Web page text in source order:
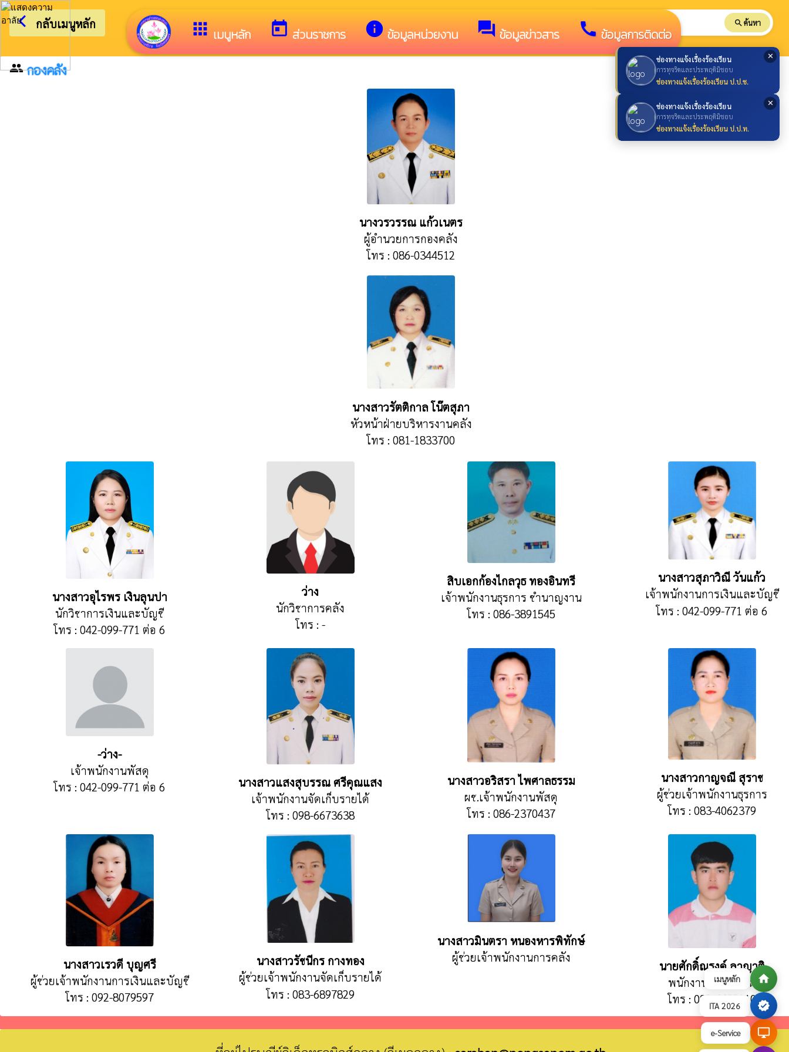
เมนูหลัก home
ITA 2026 verified
e-Service desktop_windows
✕
ช่องทางแจ้งเรื่องร้องเรียน
การทุจริตและประพฤติมิชอบ
ช่องทางแจ้งเรื่องร้องเรียน ป.ป.ช.
✕
ช่องทางแจ้งเรื่องร้องเรียน
การทุจริตและประพฤติมิชอบ
ช่องทางแจ้งเรื่องร้องเรียน ป.ป.ท.
apps เมนูหลัก today ส่วนราชการ info ข้อมูลหน่วยงาน forum ข้อมูลข่าวสาร call ข้อมูลการติดต่อ
arrow_back_ios กลับเมนูหลัก ยินดีต้อนรับสู่เว็บไซต์ของ เทศบาลตำบลหนองสนม search ค้นหา
group กองคลัง
นางวรวรรณ แก้วเนตร
ผู้อำนวยการกองคลัง
โทร : 086-0344512
นางสาวรัตติกาล โน๊ตสุภา
หัวหน้าฝ่ายบริหารงานคลัง
โทร : 081-1833700
นางสาวอุไรพร เงินลุนปา
นักวิชาการเงินและบัญชี
โทร : 042-099-771 ต่อ 6
ว่าง
นักวิชาการคลัง
โทร : -
สิบเอกก้องไกลวุธ ทองอินทรี
เจ้าพนักงานธุรการ ชำนาญงาน
โทร : 086-3891545
นางสาวสุภาวิณี วันแก้ว
เจ้าพนักงานการเงินและบัญชี
โทร : 042-099-771 ต่อ 6
-ว่าง-
เจ้าพนักงานพัสดุ
โทร : 042-099-771 ต่อ 6
นางสาวแสงสุบรรณ ศรีคุณแสง
เจ้าพนักงานจัดเก็บรายได้
โทร : 098-6673638
นางสาวอริสรา ไพศาลธรรม
ผช.เจ้าพนักงานพัสดุ
โทร : 086-2370437
นางสาวกาญจณี สุราช
ผู้ช่วยเจ้าพนักงานธุรการ
โทร : 083-4062379
นางสาวเรวดี บุญศรี
ผู้ช่วยเจ้าพนักงานการเงินและบัญชี
โทร : 092-8079597
นางสาวรัชนีกร กางทอง
ผู้ช่วยเจ้าพนักงานจัดเก็บรายได้
โทร : 083-6897829
นางสาวมินตรา หนองหารพิทักษ์
ผู้ช่วยเจ้าพนักงานการคลัง
นายศักดิ์ณรงค์ ลาญาติ
พนักงานขับรถยนต์
โทร : 092-6638110